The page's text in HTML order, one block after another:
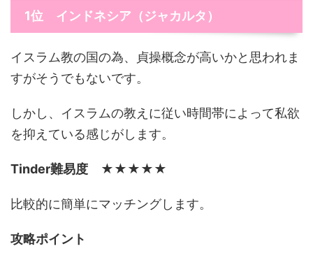
1位 インドネシア（ジャカルタ）
イスラム教の国の為、貞操概念が高いかと思われま
すがそうでもないです。
しかし、イスラムの教えに従い時間帯によって私欲
を抑えている感じがします。
Tinder難易度 ★★★★★
比較的に簡単にマッチングします。
攻略ポイント